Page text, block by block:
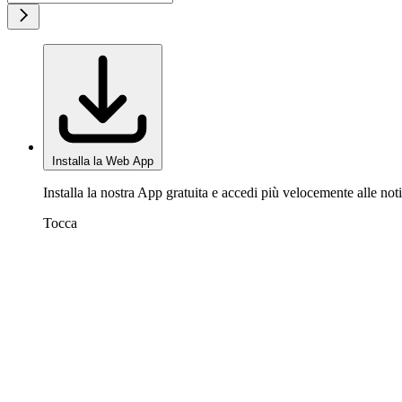
Installa la Web App
Installa la nostra App gratuita e accedi più velocemente alle
Tocca